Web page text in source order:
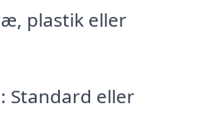
plastik eller
Standard eller